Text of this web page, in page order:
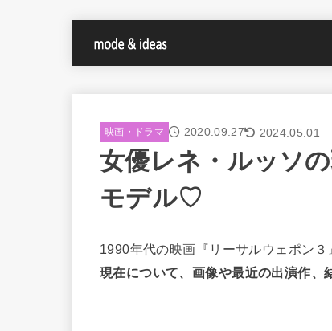
映画・ドラマ 2020.09.27 2024.05.01
女優レネ・ルッソ
モデル♡
1990年代の映画『リーサルウェポン
現在について、画像や最近の出演作、